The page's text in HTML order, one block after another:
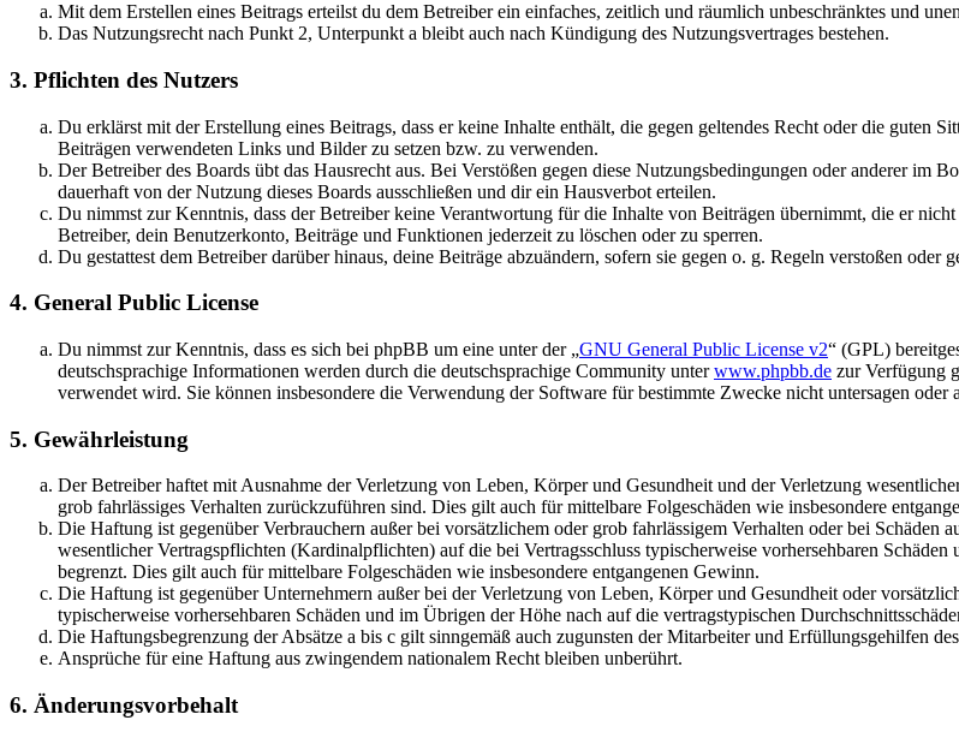
Mit dem Erstellen eines Beitrags erteilst du dem Betreiber ein einfaches, zeitlich und räumlich unbeschränktes und
Das Nutzungsrecht nach Punkt 2, Unterpunkt a bleibt auch nach Kündigung des Nutzungsvertrages bestehen.
3. Pflichten des Nutzers
Du erklärst mit der Erstellung eines Beitrags, dass er keine Inhalte enthält, die gegen geltendes Recht oder die guten
Beiträgen verwendeten Links und Bilder zu setzen bzw. zu verwenden.
Der Betreiber des Boards übt das Hausrecht aus. Bei Verstößen gegen diese Nutzungsbedingungen oder anderer im
dauerhaft von der Nutzung dieses Boards ausschließen und dir ein Hausverbot erteilen.
Du nimmst zur Kenntnis, dass der Betreiber keine Verantwortung für die Inhalte von Beiträgen übernimmt, die er
Betreiber, dein Benutzerkonto, Beiträge und Funktionen jederzeit zu löschen oder zu sperren.
Du gestattest dem Betreiber darüber hinaus, deine Beiträge abzuändern, sofern sie gegen o. g. Regeln verstoßen
4. General Public License
Du nimmst zur Kenntnis, dass es sich bei phpBB um eine unter der „GNU General Public License v2“ (GPL)
deutschsprachige Informationen werden durch die deutschsprachige Community unterwww.phpbb.de zur Verfügung
verwendet wird. Sie können insbesondere die Verwendung der Software für bestimmte Zwecke nicht untersagen oder
5. Gewährleistung
Der Betreiber haftet mit Ausnahme der Verletzung von Leben, Körper und Gesundheit und der Verletzung
grob fahrlässiges Verhalten zurückzuführen sind. Dies gilt auch für mittelbare Folgeschäden wie insbesondere
Die Haftung ist gegenüber Verbrauchern außer bei vorsätzlichem oder grob fahrlässigem Verhalten oder bei
wesentlicher Vertragspflichten (Kardinalpflichten) auf die bei Vertragsschluss typischerweise vorhersehbaren
begrenzt. Dies gilt auch für mittelbare Folgeschäden wie insbesondere entgangenen Gewinn.
Die Haftung ist gegenüber Unternehmern außer bei der Verletzung von Leben, Körper und Gesundheit oder
typischerweise vorhersehbaren Schäden und im Übrigen der Höhe nach auf die vertragstypischen
Die Haftungsbegrenzung der Absätze a bis c gilt sinngemäß auch zugunsten der Mitarbeiter und Erfüllungsgehilfen
Ansprüche für eine Haftung aus zwingendem nationalem Recht bleiben unberührt.
6. Änderungsvorbehalt